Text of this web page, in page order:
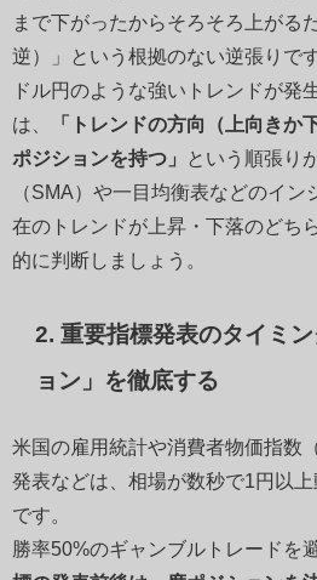
まで下がったからそろそろ上がる
逆）」という根拠のない逆張りです
ドル円のような強いトレンドが発
は、
「トレンドの方向（上向きか
ポジションを持つ」
という順張り
（SMA）や一目均衡表などのイン
在のトレンドが上昇・下落のどち
的に判断しましょう。
2. 重要指標発表のタイミ
ョン」を徹底する
米国の雇用統計や消費者物価指数
発表などは、相場が数秒で1円以
です。
勝率50%のギャンブルトレードを